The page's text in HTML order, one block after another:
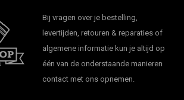
Bij vragen over je bestelling,
levertijden, retouren & reparaties of
algemene informatie kun je altijd op
één van de onderstaande manieren
contact met ons opnemen.